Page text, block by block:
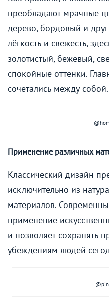
преобладают мрачные
дерево, бордовый и
лёгкость и свежесть,
золотистый, бежевый,
спокойные оттенки.
сочетались между собой.
Применение различных
Классический дизайн
исключительно из
материалов.
применение
и позволяет сохранять
убеждениям людей